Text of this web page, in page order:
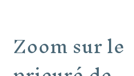
Zoom sur le